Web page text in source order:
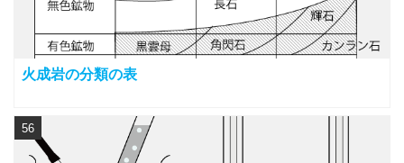
火成岩の分類の表
56